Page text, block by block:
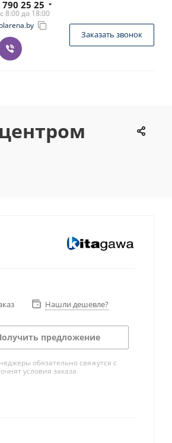
25 25
8:00 до 18:00
Заказать звонок
Нашли дешевле?
предложение
обязательно свяжутся с
условия заказа